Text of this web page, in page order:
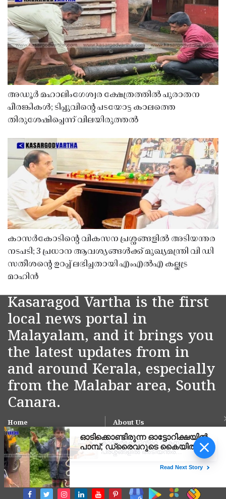
അഡൂർ മഹാലിംഗേശ്വര ക്ഷേത്രത്തിൽ പുരാതന
പീരങ്കികൾ; ടിപ്പുവിൻ്റെ പടയോട്ട കാലത്തെ
തിരുശേഷിപ്പെന്ന് വിലയിരുത്തൽ
കാസർകോടിൻ്റെ വികസന പ്രശ്നങ്ങളിൽ അടിയന്തര
നടപടി; 3 പ്രധാന ആവശ്യങ്ങൾക്ക് മുഖ്യമന്ത്രി വി ഡി
സതീശൻ്റെ ഉറപ്പ് ലഭിച്ചതായി എംഎൽഎ കല്ലട്ര
മാഹിൻ
Kasaragod Vartha is the first
local news portal in
Malayalam, and it brings you
the latest updates from in
and around Kerala, especially
from the Malabar area, South
Canara.
Home
About Us
Contact Us
Privacy Policy
Grievance Redressal
Subscribe
കാസർകോടിൻ്റെ വികസന
പ്രശ്നങ്ങളിൽ അടിയന്തര
സതീശൻ്റെ ഉറപ്പ്
ലഭിച്ചതായി എംഎൽഎ